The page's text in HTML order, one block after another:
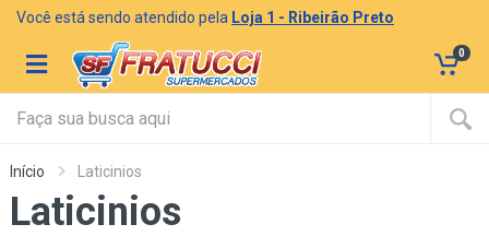
Você está sendo atendido pela Loja 1 - Ribeirão Preto
0
Início Laticinios
Laticinios